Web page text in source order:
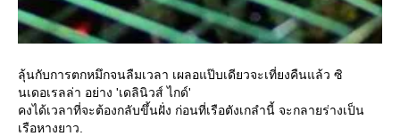
ลุ้นกับการตกหมึกจนลืมเวลา เผลอแป๊บเดียวจะเที่ยงคืนแล้ว ซิ
นเดอเรลล่า อย่าง 'เดลินิวส์ ไกด์'
คงได้เวลาที่จะต้องกลับขึ้นฝั่ง ก่อนที่เรือตังเกลำนี้ จะกลายร่างเป็น
เรือหางยาว.